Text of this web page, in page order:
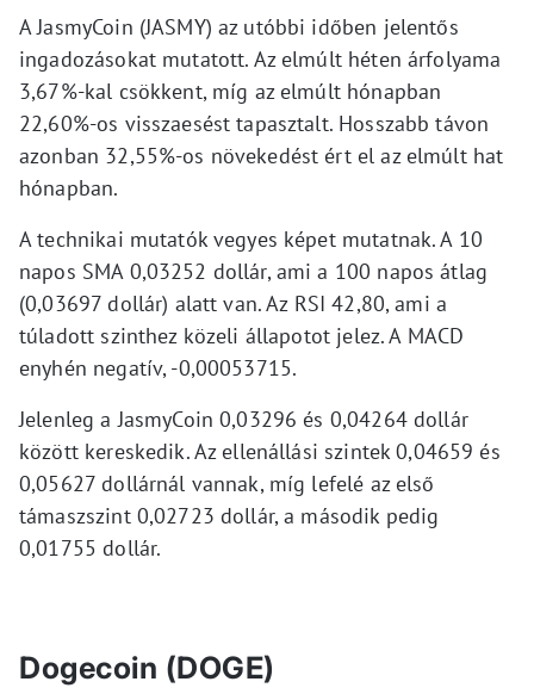
A JasmyCoin (JASMY) az utóbbi időben jelentős
ingadozásokat mutatott. Az elmúlt héten árfolyama
3,67%-kal csökkent, míg az elmúlt hónapban
22,60%-os visszaesést tapasztalt. Hosszabb távon
azonban 32,55%-os növekedést ért el az elmúlt hat
hónapban.
A technikai mutatók vegyes képet mutatnak. A 10
napos SMA 0,03252 dollár, ami a 100 napos átlag
(0,03697 dollár) alatt van. Az RSI 42,80, ami a
túladott szinthez közeli állapotot jelez. A MACD
enyhén negatív, -0,00053715.
Jelenleg a JasmyCoin 0,03296 és 0,04264 dollár
között kereskedik. Az ellenállási szintek 0,04659 és
0,05627 dollárnál vannak, míg lefelé az első
támaszszint 0,02723 dollár, a második pedig
0,01755 dollár.
Dogecoin (DOGE)